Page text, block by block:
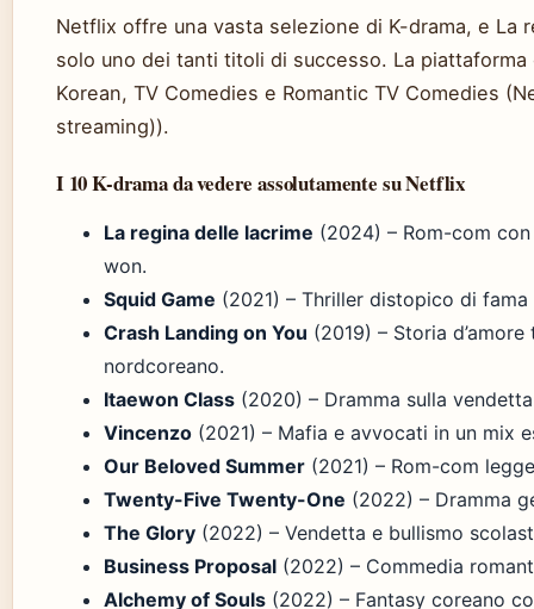
Netflix offre una vasta selezione di K-drama, e La
solo uno dei tanti titoli di successo. La
Korean, TV Comedies e Romantic TV Comedies
streaming)).
I 10 K-drama da vedere assolutamente su Netflix
La regina delle lacrime (2024) – Rom-com
won.
Squid Game (2021) – Thriller distopico di fama
Crash Landing on You (2019) – Storia
nordcoreano.
Itaewon Class (2020) – Dramma sulla
Vincenzo (2021) – Mafia e avvocati in un mix
Our Beloved Summer (2021) – Rom-com
Twenty-Five Twenty-One (2022) – Dramma
The Glory (2022) – Vendetta e bullismo
Business Proposal (2022) – Commedia
Alchemy of Souls (2022) – Fantasy coreano